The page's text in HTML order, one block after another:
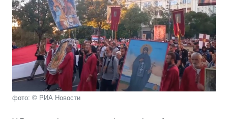
фото: © РИА Новости